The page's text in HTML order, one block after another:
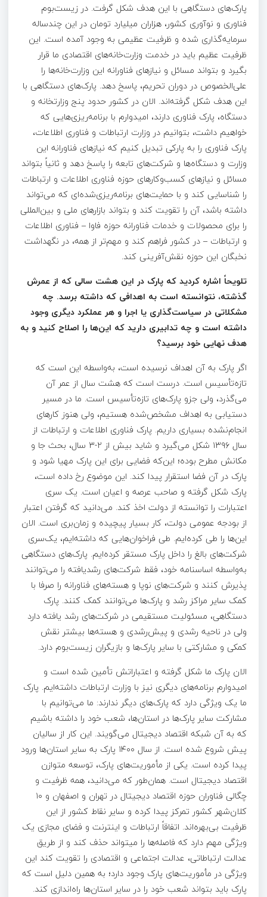
پارک‌­های دستگاهی با این هدف شکل گرفت. در زیست‌بوم
فناوری و نوآوری کشور، هزاران میلیارد تومان در این چندساله
سرمایه‌گذاری شده و ظرفیت عظیمی به وجود آمده است. این
ظرفیت عظیم باید در خدمت وزارت‌خانه‌های اقتصادی ما قرار
بگیرد و بتواند مسائل و نیازهای فناورانه این وزارت‌خانه‌ها را
علی‌الخصوص در دوران تحریم، پاسخ دهد. پارک‌های دستگاهی با
این هدف شکل گرفته‌اند. الان در کشور حدود پنج وزارتخانه و
دستگاه، پارک فناوری دارند، امیدوارم با برنامه‌ریزی‌هایی که
خواهیم داشت، بتوانیم در وزارت‌ ارتباطات و فناوری اطلاعات،
پارک فناوری را به پارکی تبدیل کنیم که نیازهای فناورانه این
وزارت و دستگاه‌ها و شرکت‌های تابعه را پاسخ دهد و ثانیاً بتواند
مسائل و نیازهای کسب‌وکارهای حوزه فناوری اطلاعات و ارتباطات
را شناسایی کند و با حمایت‌های برنامه‌ریزی‌شده‌ای که می‌تواند
داشته باشد، آن را تقویت کند و بتواند بازارهای ملی و بین‌المللی
را برای محصولات و خدمات فناورانه حوزه فاوا – فناوری اطلاعات
و ارتباطات – در کشور فراهم کند و مهم‌تر از همه، در نگهداشت
نخبگان این حوزه نقش‌آفرینی کند.
تلویحاً اشاره کردید که پارک در این هشت سالی که از عمرش
گذشته، نتوانسته است به اهدافی که داشته برسد. چه
مشکلاتی در سیاست‌گذاری یا اجرا و هر عملکرد دیگری وجود
داشته است و چه تدابیری دارید که این‌ها را اصلاح کنید و به
هدف نهایی خود برسید؟
اگر پارک به آن اهداف نرسیده است، به‌واسطه این است که
تازه‌تأسیس است. درست است که هشت سال از عمر آن
می‌گذرد، ولی جزو پارک‌های تازه‌تأسیس است. ما در مسیر
دستیابی به اهداف مشخص‌شده هستیم، ولی هنوز کارهای
انجام‌نشده بسیاری داریم. پارک فناوری اطلاعات و ارتباطات از
سال ۱۳۹۶ شکل می‌گیرد و شاید بیش از ۲-۳ سال، بحث جا و
مکانش مطرح بوده؛ این‌که فضایی برای این پارک مهیا شود و
پارک در آن فضا استقرار پیدا کند. این موضوع رخ داده است،
پارک شکل گرفته و صاحب عرصه و اعیان‌ است. یک سری
اعتبارات را توانسته از دولت اخذ کند. می‌دانید که گرفتن اعتبار
از بودجه عمومی دولت، کار بسیار پیچیده و زمان‌بری است. الان
این‌ها را طی کرده‌ایم. طی فراخوان‌هایی که داشته‌ایم، یک‌سری
شرکت‌های بالغ را داخل پارک مستقر کرده‌ایم. پارک‌های دستگاهی
به‌واسطه اساسنامه خود، فقط شرکت‌های رشدیافته را می‌توانند
پذیرش کنند و شرکت‌های نوپا و هسته‌های فناورانه را صرفا با
کمک سایر مراکز رشد و پارک‌ها می‌توانند کمک کنند. پارک
دستگاهی، مسئولیت مستقیمی در شرکت‌های رشد یافته دارد
ولی در ناحیه رشدی و پیش‌رشدی و هسته‌ها بیشتر نقش
کمکی و مشارکتی با سایر پارک‌ها و بازیگران زیست‌بوم دارد.
الان پارک ما شکل گرفته و اعتباراتش تأمین شده است و
امیدوارم برنامه‌های دیگری نیز با وزارت ارتباطات داشته‌ایم. پارک
ما یک ویژگی دارد که پارک‌های دیگر ندارند: ما می‌توانیم با
مشارکت سایر پارک‌ها در استان‌ها، شعب خود را داشته باشیم
که به آن شبکه اقتصاد دیجیتال می‌گویند. این کار از سالیان
پیش شروع شده است. از سال ۱۴۰۰ پارک به سایر استان‌ها ورود
پیدا کرده است. یکی از مأموریت‌های پارک، توسعه متوازن
اقتصاد دیجیتال است. همان‌طور که می‌دانید، همه ظرفیت و
چگالی فناوران حوزه اقتصاد دیجیتال در تهران و اصفهان و ۱۰
کلان‌شهر کشور تمرکز پیدا کرده و سایر نقاط کشور از این
ظرفیت بی‌بهره‌اند. اتفاقاً ارتباطات و اینترنت و فضای مجازی یک
ویژگی مهم دارد که فاصله‌ها را می­تواند حذف کند و از طریق
عدالت ارتباطاتی، عدالت اجتماعی و اقتصادی را تقویت کند این
ویژگی در مأموریت‌های پارک وجود دارد؛ به همین دلیل است که
پارک باید بتواند شعب خود را در سایر استان‌ها راه‌اندازی کند.